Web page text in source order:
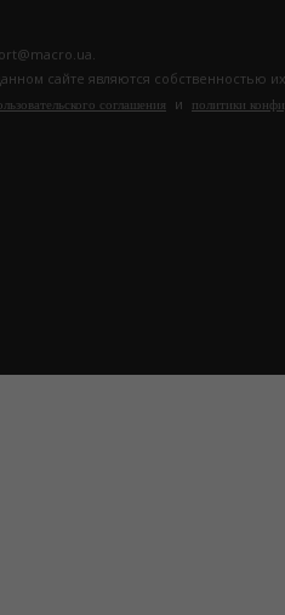
сайте являются собственностью
соглашения и политики